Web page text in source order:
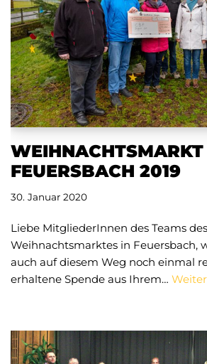
WEIHNACHTSMARKT
FEUERSBACH 2019
30. Januar 2020
Liebe MitgliederInnen des Teams des
Weihnachtsmarktes in Feuersbach,
auch auf diesem Weg noch einmal
erhaltene Spende aus Ihrem…